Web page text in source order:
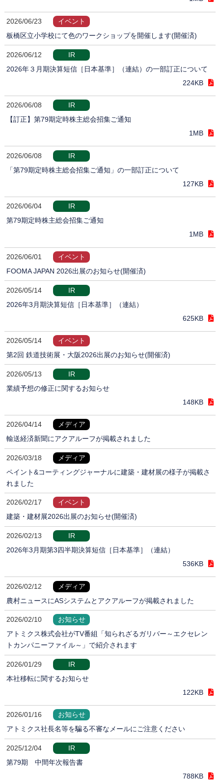
2026/06/23
イベント
板橋区立小学校にて色のワークショップを開催します(開催済)
2026/06/12
IR
2026年３月期決算短信［日本基準］（連結）の一部訂正について
224KB
2026/06/08
IR
【訂正】第79期定時株主総会招集ご通知
1MB
2026/06/08
IR
「第79期定時株主総会招集ご通知」の一部訂正について
127KB
2026/06/04
IR
第79期定時株主総会招集ご通知
1MB
2026/06/01
イベント
FOOMA JAPAN 2026出展のお知らせ(開催済)
2026/05/14
IR
2026年3月期決算短信［日本基準］（連結）
625KB
2026/05/14
イベント
第2回 鉄道技術展・大阪2026出展のお知らせ(開催済)
2026/05/13
IR
業績予想の修正に関するお知らせ
148KB
2026/04/14
メディア
輸送経済新聞にアクアルーフが掲載されました
2026/03/18
メディア
ペイント&コーティングジャーナルに建築・建材展の様子が掲載さ
れました
2026/02/17
イベント
建築・建材展2026出展のお知らせ(開催済)
2026/02/13
IR
2026年3月期第3四半期決算短信［日本基準］（連結）
536KB
2026/02/12
メディア
農村ニュースにASシステムとアクアルーフが掲載されました
2026/02/10
お知らせ
アトミクス株式会社がTV番組「知られざるガリバー～エクセレン
トカンパニーファイル～」で紹介されます
2026/01/29
IR
本社移転に関するお知らせ
122KB
2026/01/16
お知らせ
アトミクス社長名等を騙る不審なメールにご注意ください
2025/12/04
IR
第79期 中間年次報告書
788KB